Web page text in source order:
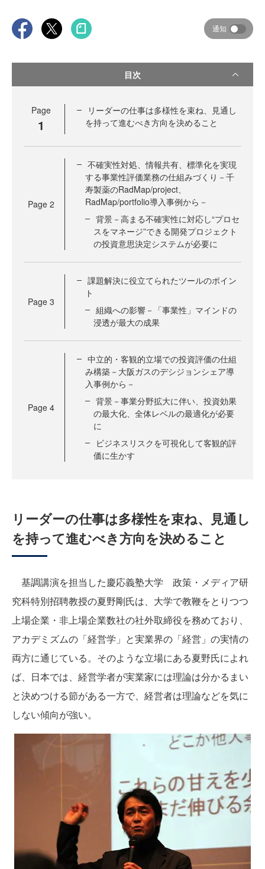
通知
目次
Page
1
リーダーの仕事は多様性を束ね、見通し
を持って進むべき方向を決めること
Page 2
不確実性対処、情報共有、標準化を実現
する事業性評価業務の仕組みづくり－千
寿製薬のRadMap/project、
RadMap/portfolio導入事例から－
背景－高まる不確実性に対応し“プロセ
スをマネージ”できる開発プロジェクト
の投資意思決定システムが必要に
Page 3
課題解決に役立てられたツールのポイン
ト
組織への影響－「事業性」マインドの
浸透が最大の成果
Page 4
中立的・客観的立場での投資評価の仕組
み構築－大阪ガスのデシジョンシェア導
入事例から－
背景－事業分野拡大に伴い、投資効果
の最大化、全体レベルの最適化が必要
に
ビジネスリスクを可視化して客観的評
価に生かす
リーダーの仕事は多様性を束ね、見通し
を持って進むべき方向を決めること
基調講演を担当した慶応義塾大学 政策・メディア研
究科特別招聘教授の夏野剛氏は、大学で教鞭をとりつつ
上場企業・非上場企業数社の社外取締役を務めており、
アカデミズムの「経営学」と実業界の「経営」の実情の
両方に通じている。そのような立場にある夏野氏によれ
ば、日本では、経営学者が実業家には理論は分かるまい
と決めつける節がある一方で、経営者は理論などを気に
しない傾向が強い。